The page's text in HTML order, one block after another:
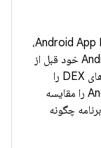
با بررسی محتوای فایل APK برنامه یا Android App Bundle،
فرصت‌هایی برای بهینه‌سازی اندازه برنامه Android خود قبل از
انتشار پیدا کنید. فایل مانیفست، منابع و فایل‌های DEX را
بررسی کنید. دو APK یا Android App Bundle را مقایسه
چگونه